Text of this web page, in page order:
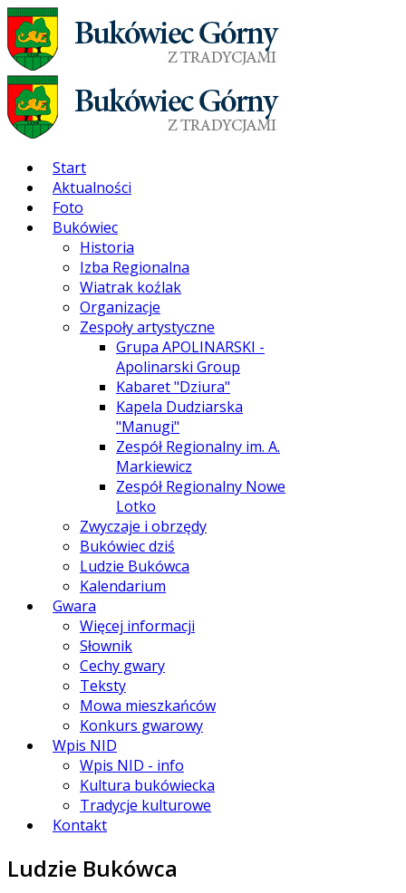
Start
Aktualności
Foto
Bukówiec
Historia
Izba Regionalna
Wiatrak koźlak
Organizacje
Zespoły artystyczne
Grupa APOLINARSKI -
Apolinarski Group
Kabaret "Dziura"
Kapela Dudziarska
"Manugi"
Zespół Regionalny im. A.
Markiewicz
Zespół Regionalny Nowe
Lotko
Zwyczaje i obrzędy
Bukówiec dziś
Ludzie Bukówca
Kalendarium
Gwara
Więcej informacji
Słownik
Cechy gwary
Teksty
Mowa mieszkańców
Konkurs gwarowy
Wpis NID
Wpis NID - info
Kultura bukówiecka
Tradycje kulturowe
Kontakt
Ludzie Bukówca